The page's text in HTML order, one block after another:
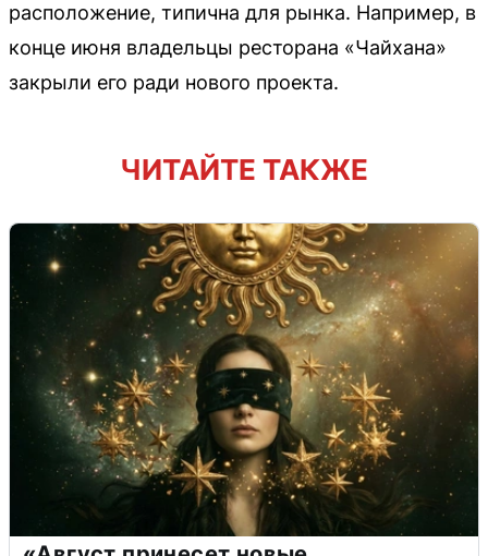
расположение, типична для рынка. Например, в
конце июня владельцы ресторана «Чайхана»
закрыли его ради нового проекта.
ЧИТАЙТЕ ТАКЖЕ